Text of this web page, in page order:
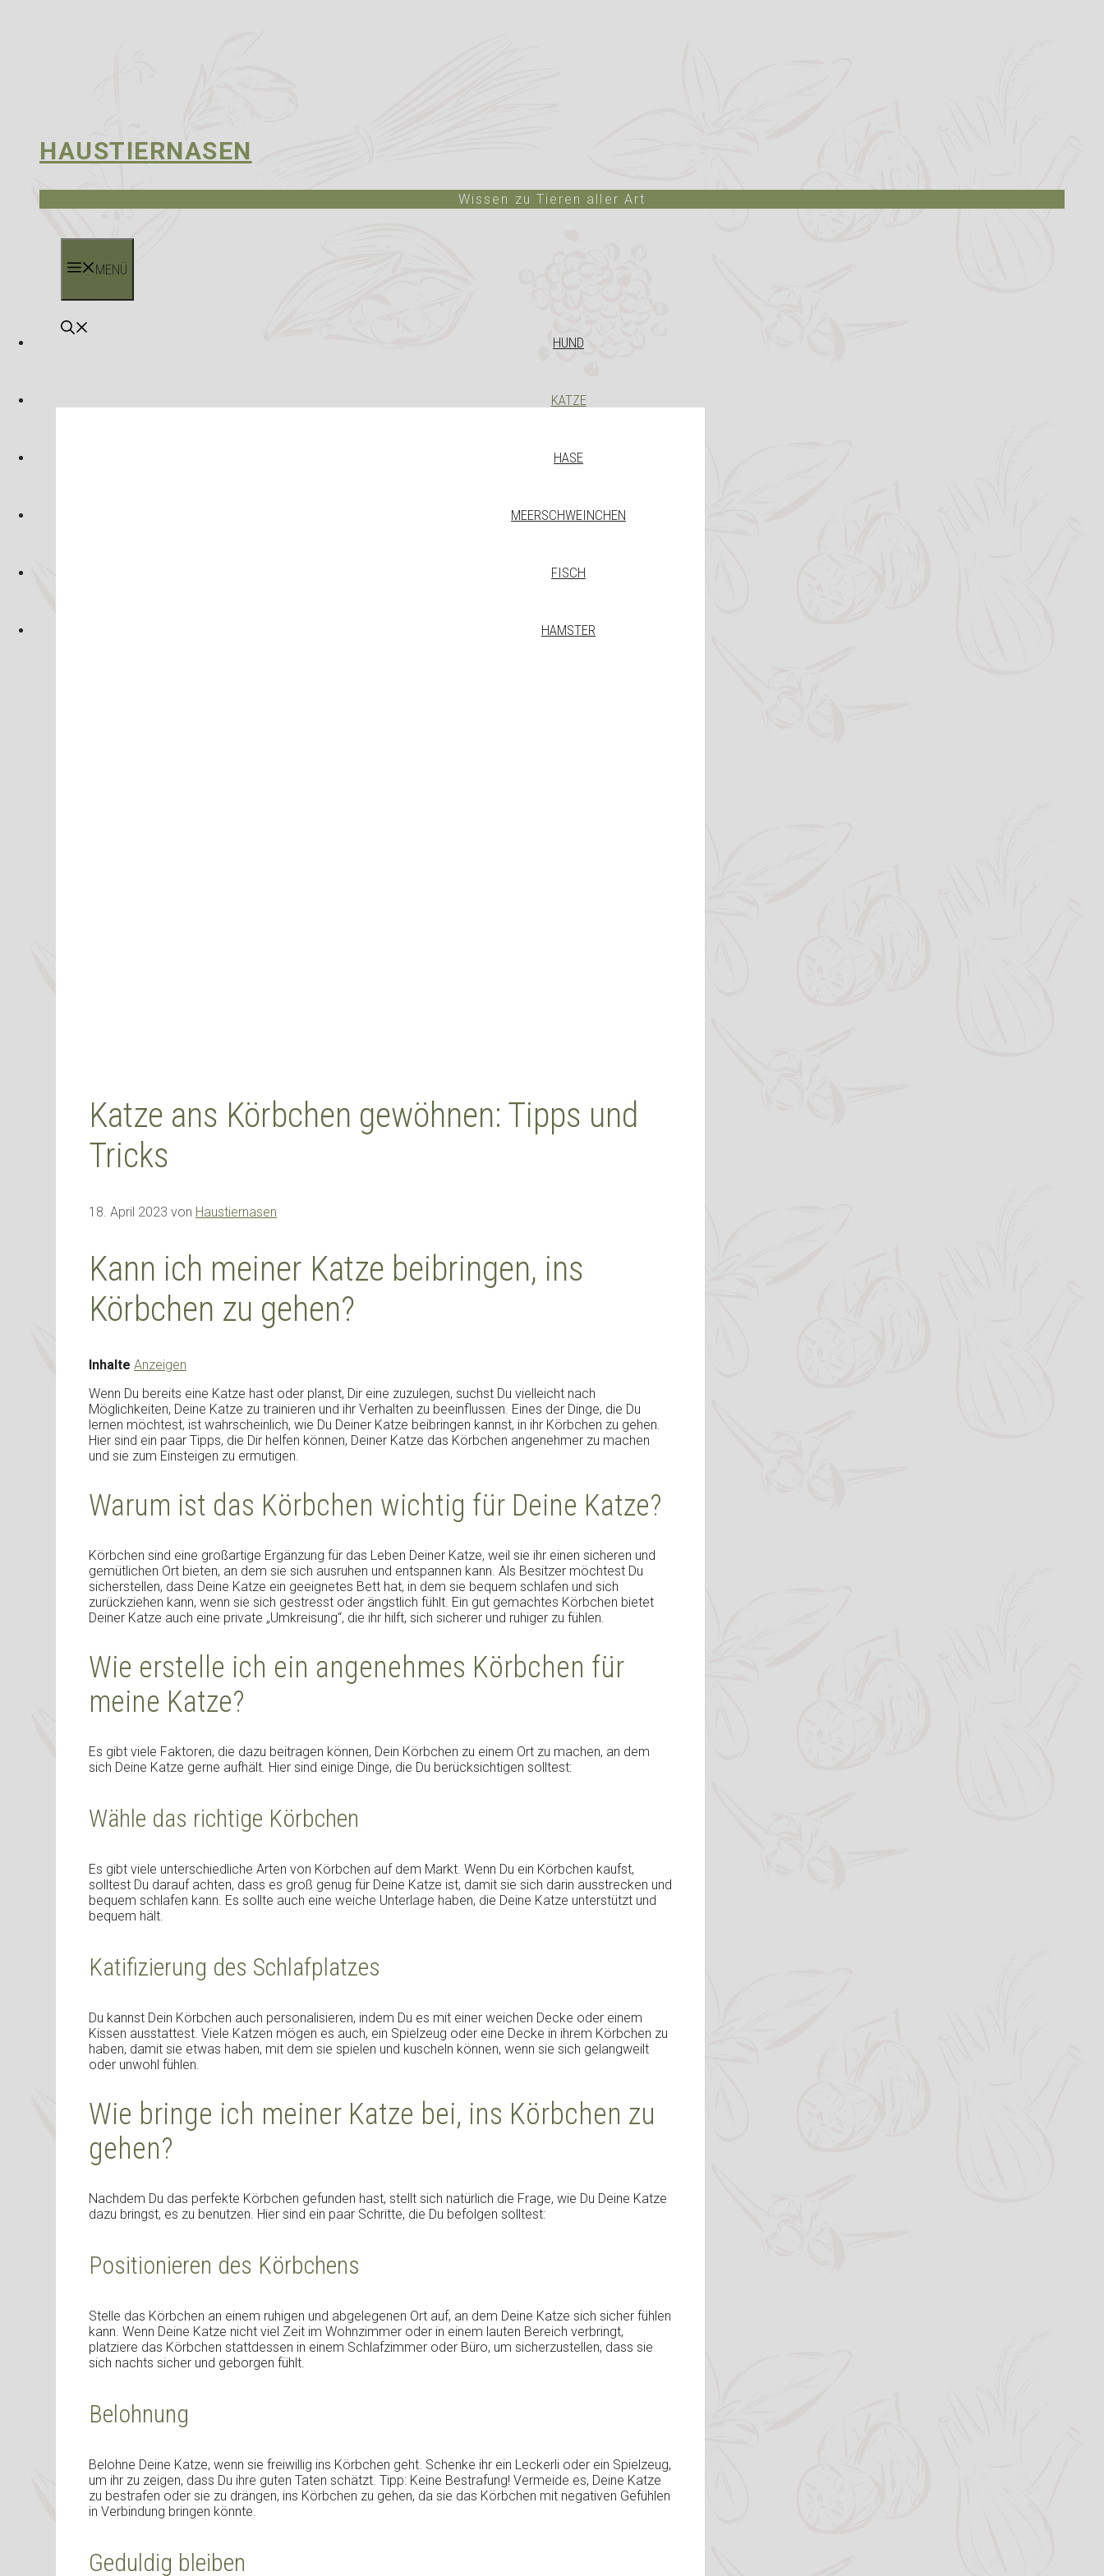
HAUSTIERNASEN
Wissen zu Tieren aller Art
MENÜ
HUND
KATZE
HASE
MEERSCHWEINCHEN
FISCH
HAMSTER
Katze ans Körbchen gewöhnen: Tipps und
Tricks
18. April 2023 von Haustiernasen
Kann ich meiner Katze beibringen, ins
Körbchen zu gehen?
Inhalte Anzeigen
Wenn Du bereits eine Katze hast oder planst, Dir eine zuzulegen, suchst Du vielleicht nach
Möglichkeiten, Deine Katze zu trainieren und ihr Verhalten zu beeinflussen. Eines der Dinge, die Du
lernen möchtest, ist wahrscheinlich, wie Du Deiner Katze beibringen kannst, in ihr Körbchen zu gehen.
Hier sind ein paar Tipps, die Dir helfen können, Deiner Katze das Körbchen angenehmer zu machen
und sie zum Einsteigen zu ermutigen.
Warum ist das Körbchen wichtig für Deine Katze?
Körbchen sind eine großartige Ergänzung für das Leben Deiner Katze, weil sie ihr einen sicheren und
gemütlichen Ort bieten, an dem sie sich ausruhen und entspannen kann. Als Besitzer möchtest Du
sicherstellen, dass Deine Katze ein geeignetes Bett hat, in dem sie bequem schlafen und sich
zurückziehen kann, wenn sie sich gestresst oder ängstlich fühlt. Ein gut gemachtes Körbchen bietet
Deiner Katze auch eine private „Umkreisung“, die ihr hilft, sich sicherer und ruhiger zu fühlen.
Wie erstelle ich ein angenehmes Körbchen für
meine Katze?
Es gibt viele Faktoren, die dazu beitragen können, Dein Körbchen zu einem Ort zu machen, an dem
sich Deine Katze gerne aufhält. Hier sind einige Dinge, die Du berücksichtigen solltest:
Wähle das richtige Körbchen
Es gibt viele unterschiedliche Arten von Körbchen auf dem Markt. Wenn Du ein Körbchen kaufst,
solltest Du darauf achten, dass es groß genug für Deine Katze ist, damit sie sich darin ausstrecken und
bequem schlafen kann. Es sollte auch eine weiche Unterlage haben, die Deine Katze unterstützt und
bequem hält.
Katifizierung des Schlafplatzes
Du kannst Dein Körbchen auch personalisieren, indem Du es mit einer weichen Decke oder einem
Kissen ausstattest. Viele Katzen mögen es auch, ein Spielzeug oder eine Decke in ihrem Körbchen zu
haben, damit sie etwas haben, mit dem sie spielen und kuscheln können, wenn sie sich gelangweilt
oder unwohl fühlen.
Wie bringe ich meiner Katze bei, ins Körbchen zu
gehen?
Nachdem Du das perfekte Körbchen gefunden hast, stellt sich natürlich die Frage, wie Du Deine Katze
dazu bringst, es zu benutzen. Hier sind ein paar Schritte, die Du befolgen solltest:
Positionieren des Körbchens
Stelle das Körbchen an einem ruhigen und abgelegenen Ort auf, an dem Deine Katze sich sicher fühlen
kann. Wenn Deine Katze nicht viel Zeit im Wohnzimmer oder in einem lauten Bereich verbringt,
platziere das Körbchen stattdessen in einem Schlafzimmer oder Büro, um sicherzustellen, dass sie
sich nachts sicher und geborgen fühlt.
Belohnung
Belohne Deine Katze, wenn sie freiwillig ins Körbchen geht. Schenke ihr ein Leckerli oder ein Spielzeug,
um ihr zu zeigen, dass Du ihre guten Taten schätzt. Tipp: Keine Bestrafung! Vermeide es, Deine Katze
zu bestrafen oder sie zu drängen, ins Körbchen zu gehen, da sie das Körbchen mit negativen Gefühlen
in Verbindung bringen könnte.
Geduldig bleiben